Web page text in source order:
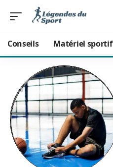
Conseils Matériel sportif